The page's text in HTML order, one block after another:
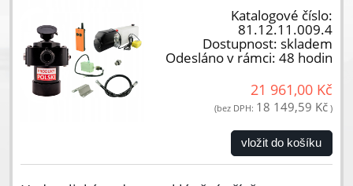
Katalogové číslo:
81.12.11.009.4
Dostupnost: skladem
Odesláno v rámci: 48 hodin
21 961,00 Kč
(bez DPH: 18 149,59 Kč )
vložit do košíku